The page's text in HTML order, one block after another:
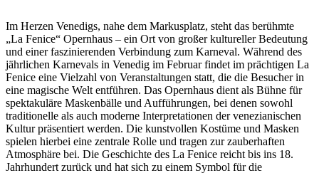
Im Herzen Venedigs, nahe dem Markusplatz, steht das berühmte
„La Fenice“ Opernhaus – ein Ort von großer kultureller Bedeutung
und einer faszinierenden Verbindung zum Karneval. Während des
jährlichen Karnevals in Venedig im Februar findet im prächtigen La
Fenice eine Vielzahl von Veranstaltungen statt, die die Besucher in
eine magische Welt entführen. Das Opernhaus dient als Bühne für
spektakuläre Maskenbälle und Aufführungen, bei denen sowohl
traditionelle als auch moderne Interpretationen der venezianischen
Kultur präsentiert werden. Die kunstvollen Kostüme und Masken
spielen hierbei eine zentrale Rolle und tragen zur zauberhaften
Atmosphäre bei. Die Geschichte des La Fenice reicht bis ins 18.
Jahrhundert zurück und hat sich zu einem Symbol für die